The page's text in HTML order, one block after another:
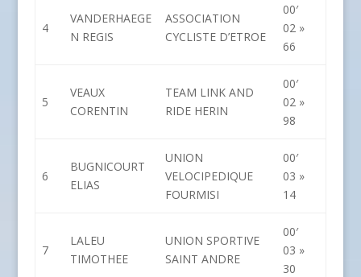
4
VANDERHAEGE
N REGIS
ASSOCIATION
CYCLISTE D’ETROE
00′
02 »
66
5
VEAUX
CORENTIN
TEAM LINK AND
RIDE HERIN
00′
02 »
98
6
BUGNICOURT
ELIAS
UNION
VELOCIPEDIQUE
FOURMISI
00′
03 »
14
7
LALEU
TIMOTHEE
UNION SPORTIVE
SAINT ANDRE
00′
03 »
30